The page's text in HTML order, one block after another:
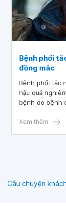
Bệnh phổi
đồng mắc
Bệnh phổi tắc
hậu quả
bệnh do bệnh
Xem thêm
Câu chuyện